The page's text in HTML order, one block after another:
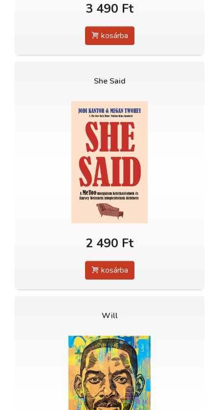
3 490 Ft
kosárba
She Said
2 490 Ft
kosárba
Will